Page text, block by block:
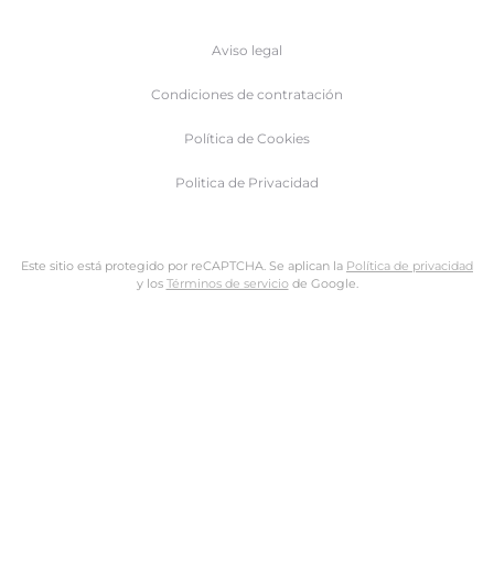
Aviso legal
Condiciones de contratación
Política de Cookies
Politica de Privacidad
Este sitio está protegido por reCAPTCHA. Se aplican la Política de privacidad
y los Términos de serviciode Google.